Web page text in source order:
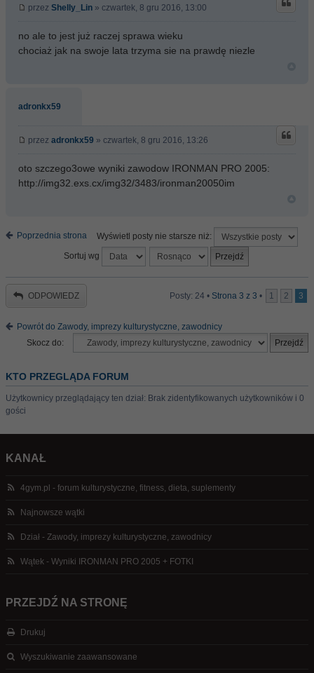
przez Shelly_Lin » czwartek, 8 gru 2016, 13:00
no ale to jest już raczej sprawa wieku
chociaż jak na swoje lata trzyma sie na prawdę niezle
adronkx59
przez adronkx59 » czwartek, 8 gru 2016, 13:26
oto szczego3owe wyniki zawodow IRONMAN PRO 2005:
http://img32.exs.cx/img32/3483/ironman20050im
Poprzednia strona
Wyświetl posty nie starsze niż:
Sortuj wg
ODPOWIEDZ Posty: 24 • Strona 3 z 3 • 1 2 3
Powrót do Zawody, imprezy kulturystyczne, zawodnicy
Skocz do:
KTO PRZEGLĄDA FORUM
Użytkownicy przeglądający ten dział: Brak zidentyfikowanych użytkowników i 0
gości
KANAŁ
4gym.pl - forum kulturystyczne, fitness, dieta, suplementy
Najnowsze wątki
Dział - Zawody, imprezy kulturystyczne, zawodnicy
Wątek - Wyniki IRONMAN PRO 2005 + FOTKI
PRZEJDŹ NA STRONĘ
Drukuj
Wyszukiwanie zaawansowane